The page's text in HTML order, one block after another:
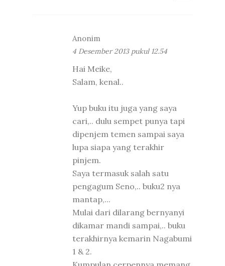
Anonim
4 Desember 2013 pukul 12.54
Hai Meike,
Salam, kenal..
Yup buku itu juga yang saya
cari,.. dulu sempet punya tapi
dipenjem temen sampai saya
lupa siapa yang terakhir
pinjem.
Saya termasuk salah satu
pengagum Seno,.. buku2 nya
mantap,...
Mulai dari dilarang bernyanyi
dikamar mandi sampai,.. buku
terakhirnya kemarin Nagabumi
1 & 2.